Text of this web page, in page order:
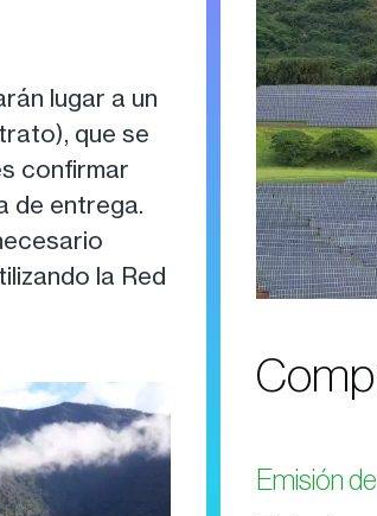
lugar a un
que se
confirmar
de entrega.
la Red
Emisión